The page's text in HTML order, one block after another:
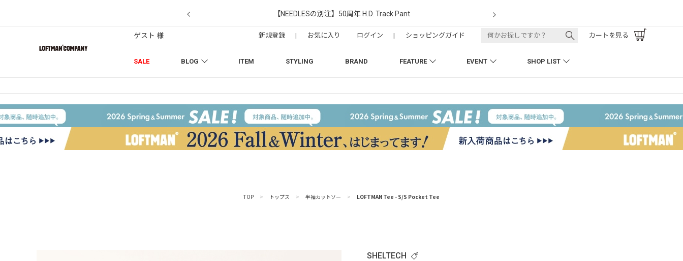
【NEEDLESの別注】50周年 H.D. Track Pant
SALE BLOG ITEM STYLING BRAND FEATURE EVENT SHOP LIST
ゲスト 様 新規登録 | お気に入り ログイン | ショッピングガイド カートを見る
TOP > トップス > 半袖カットソー > LOFTMAN Tee - S/S Pocket Tee
SHELTECH